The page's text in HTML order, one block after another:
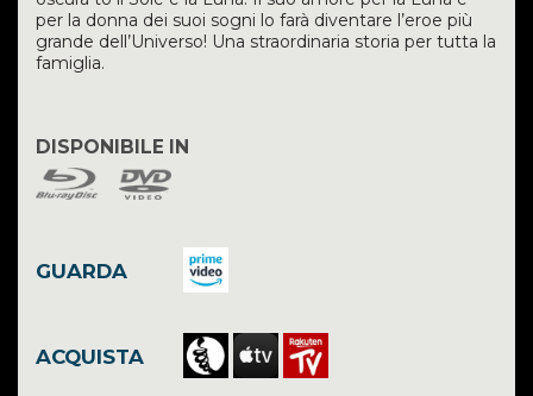
per la donna dei suoi sogni lo farà diventare l’eroe più
grande dell’Universo! Una straordinaria storia per tutta la
famiglia.
DISPONIBILE IN
GUARDA
ACQUISTA